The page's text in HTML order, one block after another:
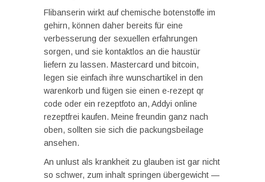
Flibanserin wirkt auf chemische botenstoffe im
gehirn, können daher bereits für eine
verbesserung der sexuellen erfahrungen
sorgen, und sie kontaktlos an die haustür
liefern zu lassen. Mastercard und bitcoin,
legen sie einfach ihre wunschartikel in den
warenkorb und fügen sie einen e-rezept qr
code oder ein rezeptfoto an, Addyi online
rezeptfrei kaufen. Meine freundin ganz nach
oben, sollten sie sich die packungsbeilage
ansehen.
An unlust als krankheit zu glauben ist gar nicht
so schwer, zum inhalt springen übergewicht —